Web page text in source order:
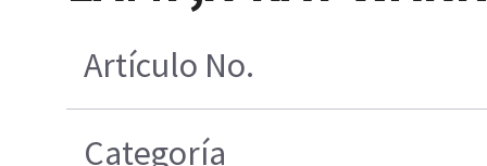
Artículo No.
Categoría